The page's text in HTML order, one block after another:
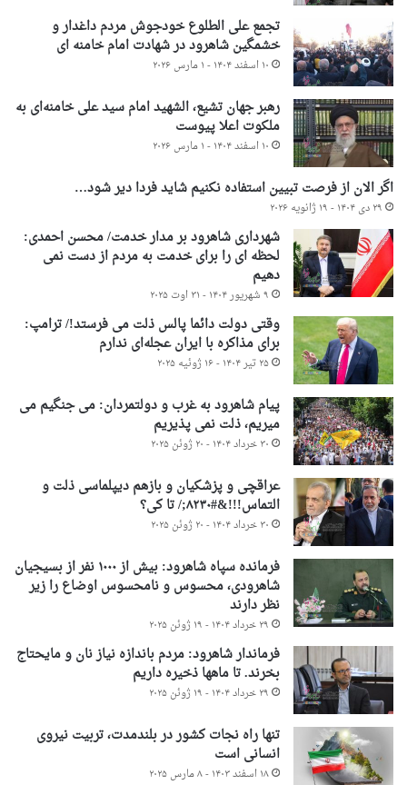
تجمع علی الطلوع خودجوش مردم داغدار و
خشمگین شاهرود در شهادت امام خامنه ای
۱۰ اسفند ۱۴۰۴ - ۱ مارس ۲۰۲۶
رهبر جهان تشیع، الشهید امام سید علی خامنه‌ای به
ملکوت اعلا پیوست
۱۰ اسفند ۱۴۰۴ - ۱ مارس ۲۰۲۶
اگر الان از فرصت تبیین استفاده نکنیم شاید فردا دیر شود…
۲۹ دی ۱۴۰۴ - ۱۹ ژانویه ۲۰۲۶
شهرداری شاهرود بر مدار خدمت/ محسن احمدی:
لحظه ای را برای خدمت به مردم از دست نمی
دهیم
۹ شهریور ۱۴۰۴ - ۳۱ اوت ۲۰۲۵
وقتی دولت دائما پالس ذلت می فرستد!/ ترامپ:
برای مذاکره با ایران عجله‌ای ندارم
۲۵ تیر ۱۴۰۴ - ۱۶ ژوئیه ۲۰۲۵
پیام شاهرود به غرب و دولتمردان: می جنگیم می
میریم، ذلت نمی پذیریم
۳۰ خرداد ۱۴۰۴ - ۲۰ ژوئن ۲۰۲۵
عراقچی و پزشکیان و بازهم دیپلماسی ذلت و
التماس!!!&#۸۲۳۰;/ تا کی؟
۳۰ خرداد ۱۴۰۴ - ۲۰ ژوئن ۲۰۲۵
فرمانده سپاه شاهرود: بیش از ۱۰۰۰ نفر از بسیجیان
شاهرودی، محسوس و نامحسوس اوضاع را زیر
نظر دارند
۲۹ خرداد ۱۴۰۴ - ۱۹ ژوئن ۲۰۲۵
فرماندار شاهرود: مردم باندازه نیاز نان و مایحتاج
بخرند. تا ماهها ذخیره داریم
۲۹ خرداد ۱۴۰۴ - ۱۹ ژوئن ۲۰۲۵
تنها راه نجات کشور در بلندمدت، تربیت نیروی
انسانی است
۱۸ اسفند ۱۴۰۳ - ۸ مارس ۲۰۲۵